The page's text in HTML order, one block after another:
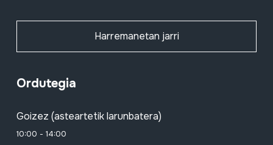
Harremanetan jarri
Ordutegia
Goizez (asteartetik larunbatera)
10:00 - 14:00